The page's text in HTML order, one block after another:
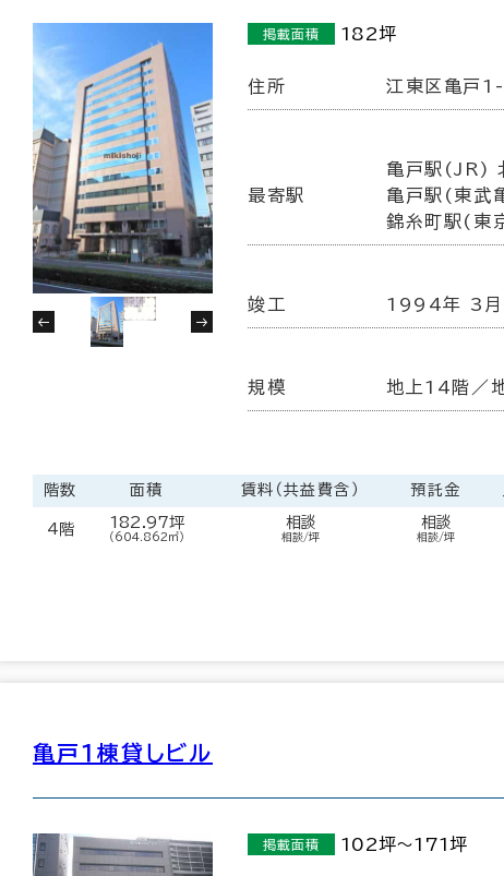
掲載面積 182坪
住所 江東区亀戸
最寄駅
亀戸駅(JR)
亀戸駅(東武
錦糸町駅(東
竣工 1994年 3月
規模 地上14階／
階数 面積 賃料（共益費含） 預託金
4階 182.97坪
（604.862㎡）
相談
相談/坪
相談
相談/坪
亀戸１棟貸しビル
掲載面積 102坪～171坪
中央区
品川区 (302)
墨田区 (35)
世田谷区 (22) 中野区
練馬区 (5)
葛飾区 江戸川区 (20)
191室(68棟)
この条件で検索する
６か月以上
該当数 191室(68棟)